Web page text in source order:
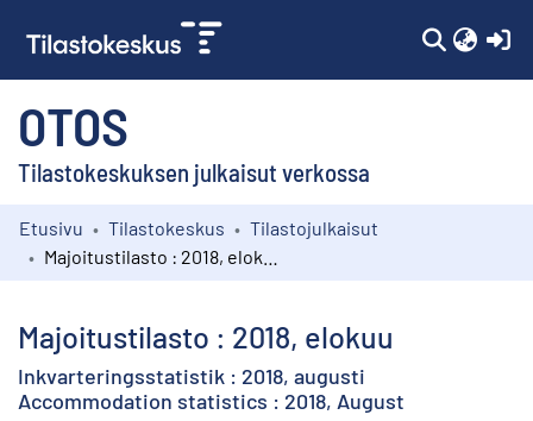
OTOS
Tilastokeskuksen julkaisut verkossa
Kokoelmat
Etusivu Tilastokeskus
Tilastojulkaisut
Majoitustilasto : 2018, elokuu
Inkvarteringsstatistik : 2018, augusti
Accommodation statistics : 2018, August